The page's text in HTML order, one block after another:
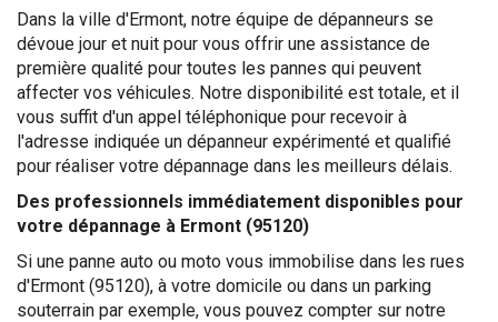
Dans la ville d'Ermont, notre équipe de dépanneurs se
dévoue jour et nuit pour vous offrir une assistance de
première qualité pour toutes les pannes qui peuvent
affecter vos véhicules. Notre disponibilité est totale, et il
vous suffit d'un appel téléphonique pour recevoir à
l'adresse indiquée un dépanneur expérimenté et qualifié
pour réaliser votre dépannage dans les meilleurs délais.
Des professionnels immédiatement disponibles pour
votre dépannage à Ermont (95120)
Si une panne auto ou moto vous immobilise dans les rues
d'Ermont (95120), à votre domicile ou dans un parking
souterrain par exemple, vous pouvez compter sur notre